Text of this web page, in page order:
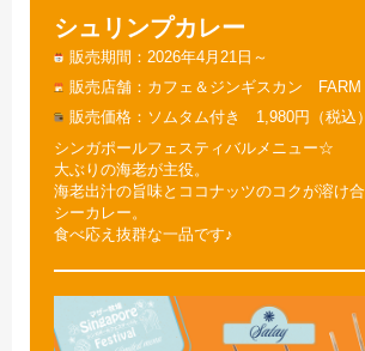
シュリンプカレー
販売期間
2026年4月21日～
販売店舗
カフェ＆ジンギスカン FARM
販売価格
ソムタム付き 1,980円（税込）
シンガポールフェスティバルメニュー☆
大ぶりの海老が主役。
海老出汁の旨味とココナッツのコクが溶け
シーカレー。
食べ応え抜群な一品です♪